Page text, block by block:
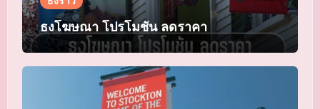
ธงโฆษณา โปรโมชัน ลดราคา